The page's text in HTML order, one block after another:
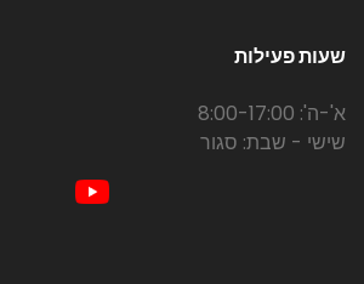
שעות פעילות
א'-ה': 8:00-17:00
שישי - שבת: סגור